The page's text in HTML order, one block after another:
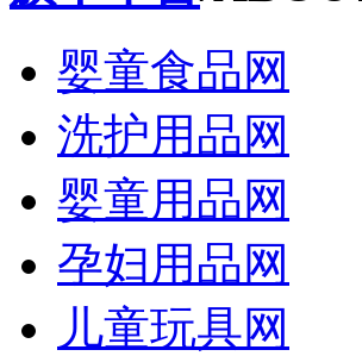
婴童食品网
洗护用品网
婴童用品网
孕妇用品网
儿童玩具网